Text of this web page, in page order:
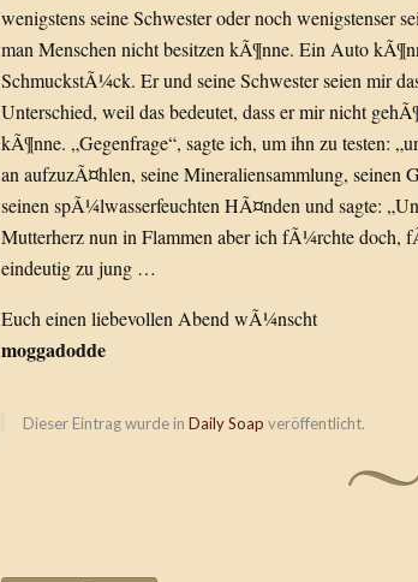
wenigstens seine Schwester oder noch wenigstenser
man Menschen nicht besitzen kÃ¶nne. Ein Auto
SchmuckstÃ¼ck. Er und seine Schwester seien mir
Unterschied, weil das bedeutet, dass er mir nicht
kÃ¶nne. „Gegenfrage“, sagte ich, um ihn zu testen:
an aufzuzÃ¤hlen, seine Mineraliensammlung, seinen
seinen spÃ¼lwasserfeuchten HÃ¤nden und sagte:
Mutterherz nun in Flammen aber ich fÃ¼rchte doch,
eindeutig zu jung …
Euch einen liebevollen Abend wÃ¼nscht
moggadodde
Dieser Eintrag wurde in Daily Soap veröffentlicht.